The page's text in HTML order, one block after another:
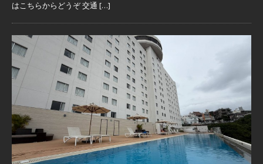
はこちらからどうぞ 交通 […]